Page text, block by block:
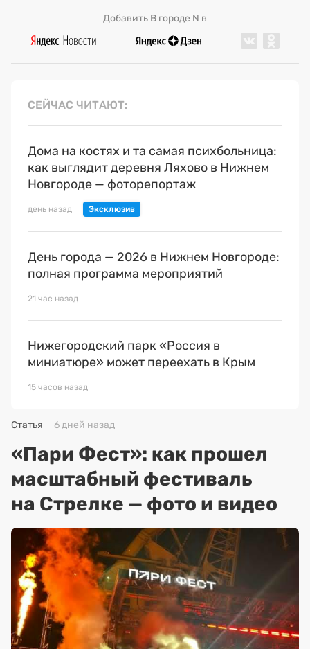
Добавить В городе N в
СЕЙЧАС ЧИТАЮТ
Дома на костях и та самая психбольница:
как выглядит деревня Ляхово в Нижнем
Новгороде — фоторепортаж
день назад
День города — 2026 в Нижнем Новгороде:
полная программа мероприятий
21 час назад
Нижегородский парк «Россия в
миниатюре» может переехать в Крым
15 часов назад
Статья 6 дней назад
«Пари Фест»: как прошел
масштабный фестиваль
на Стрелке — фото и видео